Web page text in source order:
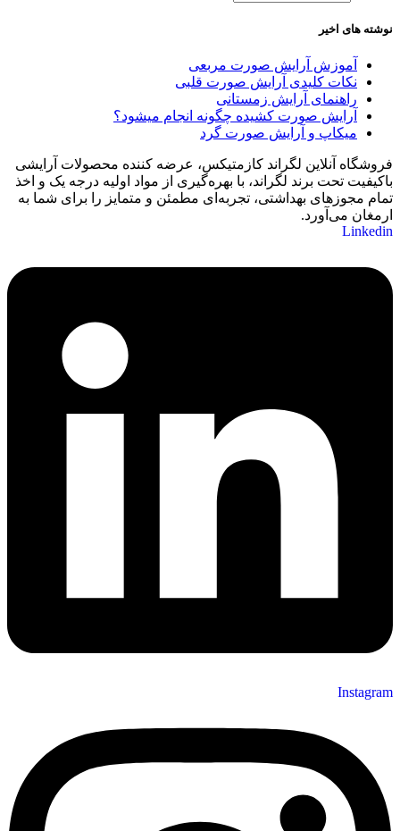
نوشته های اخیر
آموزش آرایش صورت مربعی
نکات کلیدی آرایش صورت قلبی
راهنمای آرایش زمستانی
آرایش صورت کشیده چگونه انجام میشود؟
میکاپ و آرایش صورت گرد
فروشگاه آنلاین لگراند کازمتیکس، عرضه‌ کننده محصولات آرایشی
باکیفیت تحت برند لگراند، با بهره‌گیری از مواد اولیه درجه یک و اخذ
تمام مجوزهای بهداشتی، تجربه‌ای مطمئن و متمایز را برای شما به
ارمغان می‌آورد.
Linkedin
Instagram